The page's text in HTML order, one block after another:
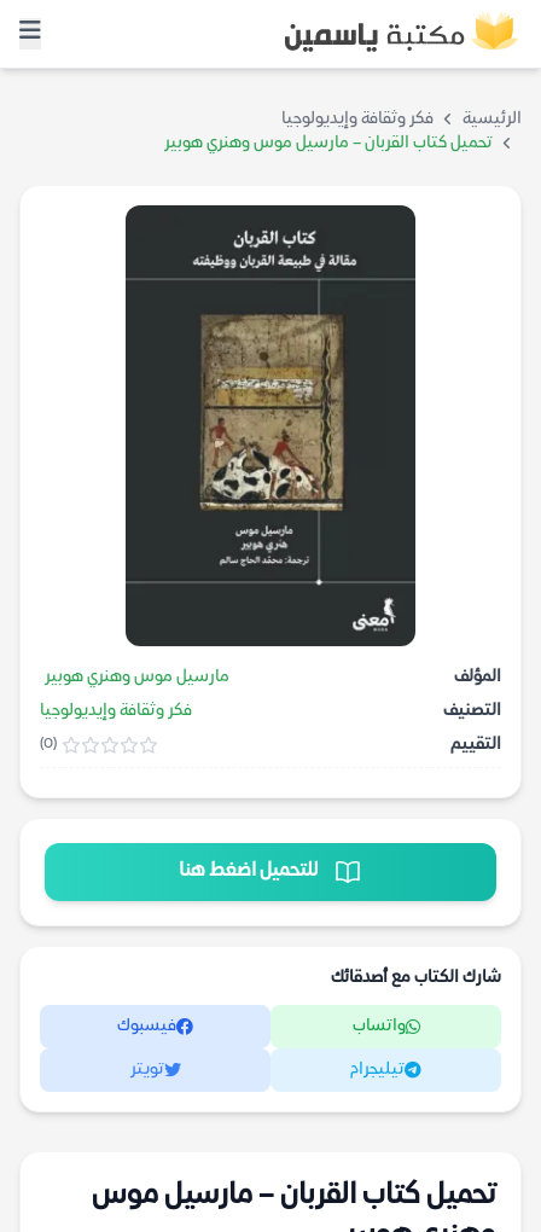
الرئيسية
فكر وثقافة وإيديولوجيا
تحميل كتاب القربان – مارسيل موس وهنري هوبير
المؤلف
مارسيل موس وهنري هوبير
التصنيف
فكر وثقافة وإيديولوجيا
التقييم
(0)
للتحميل اضغط هنا
شارك الكتاب مع أصدقائك
واتساب فيسبوك
تيليجرام تويتر
تحميل كتاب القربان – مارسيل موس